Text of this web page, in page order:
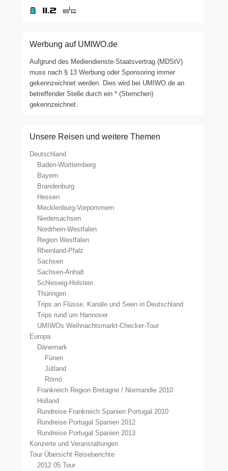
Werbung auf UMIWO.de
Aufgrund des Mediendienste-Staatsvertrag (MDStV)
muss nach § 13 Werbung oder Sponsoring immer
gekennzeichnet werden. Dies wird bei UMIWO.de an
betreffender Stelle durch ein * (Sternchen)
gekennzeichnet.
Unsere Reisen und weitere Themen
Deutschland
Baden-Württemberg
Bayern
Brandenburg
Hessen
Mecklenburg-Vorpommern
Niedersachsen
Nordrhein-Westfalen
Region Westfalen
Rheinland-Pfalz
Sachsen
Sachsen-Anhalt
Schleswig-Holstein
Thüringen
Trips an Flüsse, Kanäle und Seen in Deutschland
Trips rund um Hannover
UMIWOs Weihnachtsmarkt-Checker-Tour
Europa
Dänemark
Fünen
Jütland
Römö
Frankreich Region Bretagne / Normandie 2010
Holland
Rundreise Frankreich Spanien Portugal 2010
Rundreise Portugal Spanien 2012
Rundreise Portugal Spanien 2013
Konzerte und Veranstaltungen
Tour Übersicht Reiseberichte
2012 05 Tour